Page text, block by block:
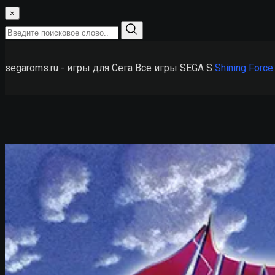
×
segaroms.ru - игры для Сега Все игры SEGA S Shining